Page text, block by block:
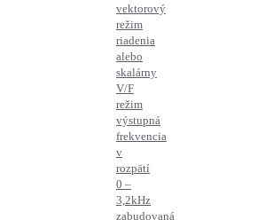
vektorový
režim
riadenia
alebo
skalárny
V/F
režim
výstupná
frekvencia
v
rozpätí
0 –
3,2kHz
zabudovaná